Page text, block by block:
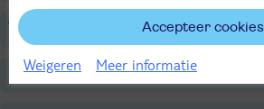
Voor de kinderen
Onafhankelijk duurzaamheidslabel
Accepteer cookies
Weigeren Meer informatie